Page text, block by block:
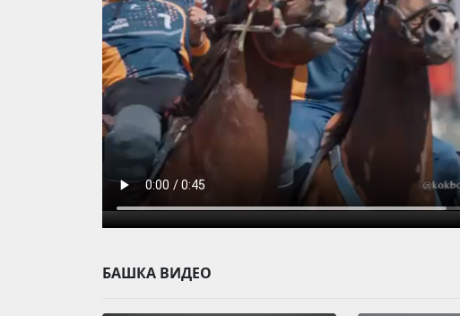
БАШКА ВИДЕО